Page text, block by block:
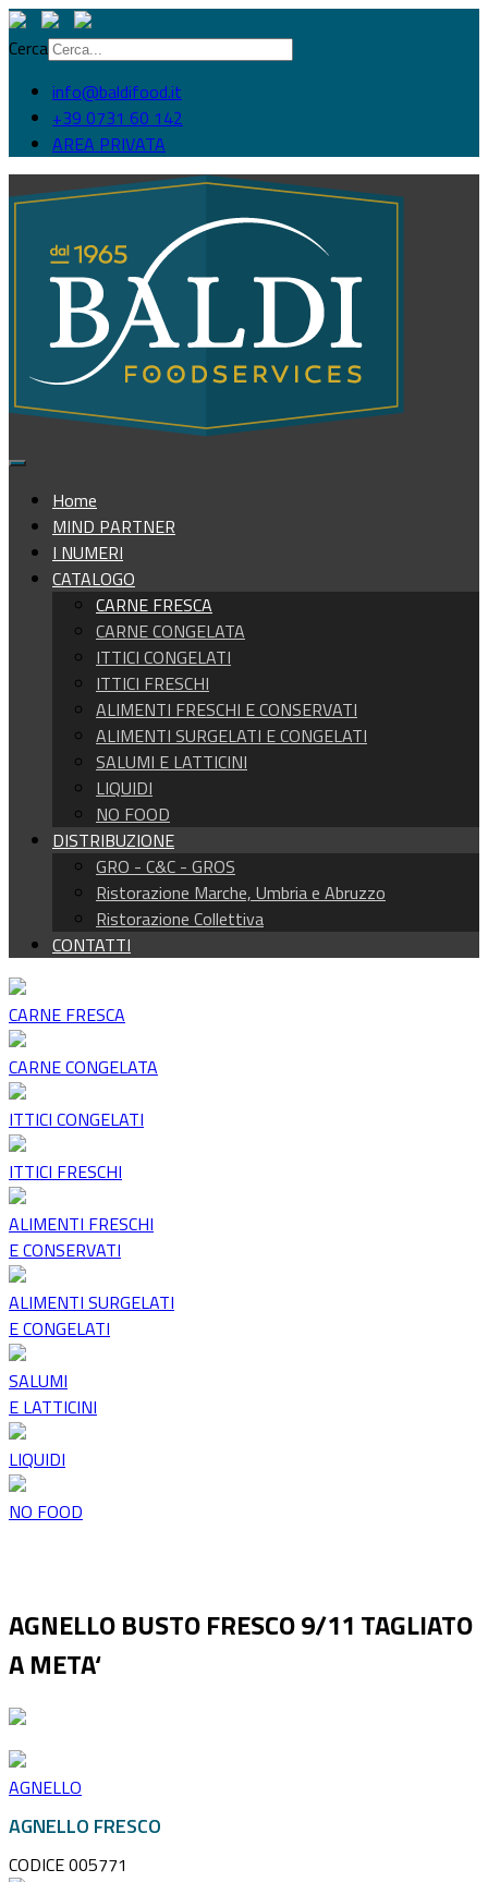
Cerca
info@baldifood.it
+39 0731 60 142
AREA PRIVATA
Home
MIND PARTNER
I NUMERI
CATALOGO
CARNE FRESCA
CARNE CONGELATA
ITTICI CONGELATI
ITTICI FRESCHI
ALIMENTI FRESCHI E CONSERVATI
ALIMENTI SURGELATI E CONGELATI
SALUMI E LATTICINI
LIQUIDI
NO FOOD
DISTRIBUZIONE
GRO - C&C - GROS
Ristorazione Marche, Umbria e Abruzzo
Ristorazione Collettiva
CONTATTI
CARNE FRESCA
CARNE CONGELATA
ITTICI CONGELATI
ITTICI FRESCHI
ALIMENTI FRESCHI
E CONSERVATI
ALIMENTI SURGELATI
E CONGELATI
SALUMI
E LATTICINI
LIQUIDI
NO FOOD
AGNELLO BUSTO FRESCO 9/11 TAGLIATO
A META‘
AGNELLO
AGNELLO FRESCO
CODICE 005771